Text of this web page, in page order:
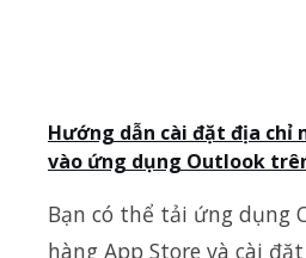
Hướng dẫn cài đặt địa chỉ
vào ứng dụng Outlook
Bạn có thể tải ứng dụng
hàng App Store và cài